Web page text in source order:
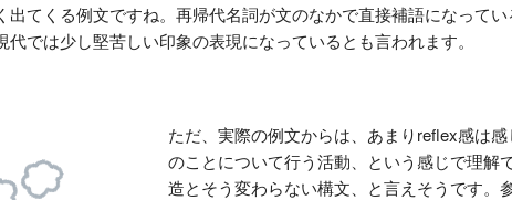
出てくる例文ですね。再帰代名詞が文のなかで直接補語になってい
では少し堅苦しい印象の表現になっているとも言われます。
ただ、実際の例文からは、あまりreflex感は
のことについて行う活動、という感じで理解
造とそう変わらない構文、と言えそうです。